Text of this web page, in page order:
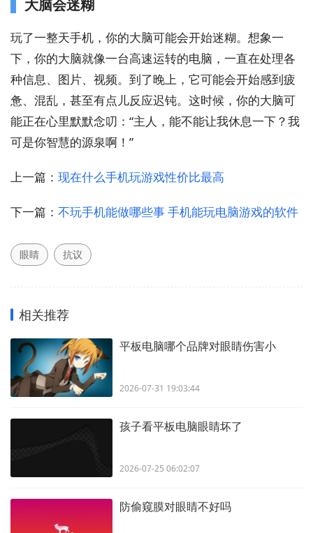
大脑会迷糊
玩了一整天手机，你的大脑可能会开始迷糊。想象一
下，你的大脑就像一台高速运转的电脑，一直在处理各
种信息、图片、视频。到了晚上，它可能会开始感到疲
惫、混乱，甚至有点儿反应迟钝。这时候，你的大脑可
能正在心里默默念叨：“主人，能不能让我休息一下？我
可是你智慧的源泉啊！”
上一篇： 现在什么手机玩游戏性价比最高
下一篇： 不玩手机能做哪些事 手机能玩电脑游戏的软件
眼睛 抗议
相关推荐
平板电脑哪个品牌对眼睛伤害小
2026-07-31 19:03:44
孩子看平板电脑眼睛坏了
2026-07-25 06:02:07
防偷窥膜对眼睛不好吗